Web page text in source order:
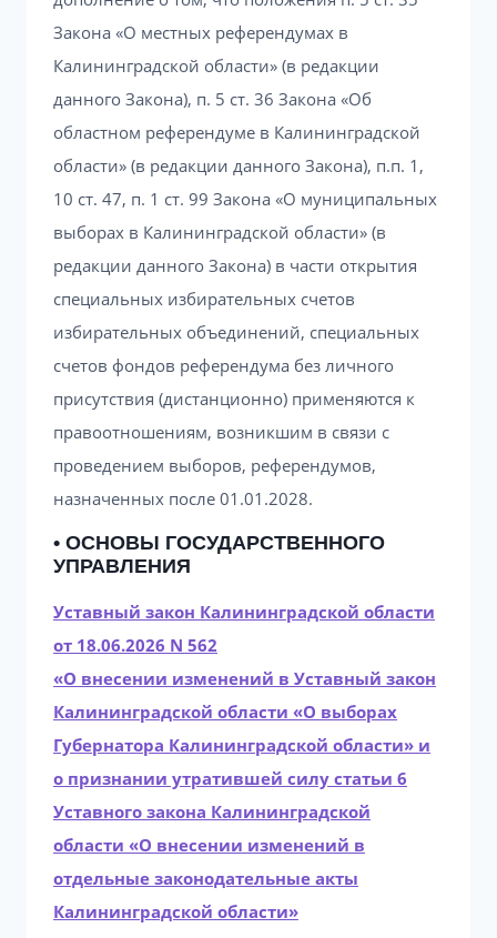
Закона «О местных референдумах в
Калининградской области» (в редакции
данного Закона), п. 5 ст. 36 Закона «Об
областном референдуме в Калининградской
области» (в редакции данного Закона), п.п. 1,
10 ст. 47, п. 1 ст. 99 Закона «О муниципальных
выборах в Калининградской области» (в
редакции данного Закона) в части открытия
специальных избирательных счетов
избирательных объединений, специальных
счетов фондов референдума без личного
присутствия (дистанционно) применяются к
правоотношениям, возникшим в связи с
проведением выборов, референдумов,
назначенных после 01.01.2028.
• ОСНОВЫ ГОСУДАРСТВЕННОГО
УПРАВЛЕНИЯ
Уставный закон Калининградской области
от 18.06.2026 N 562
«О внесении изменений в Уставный закон
Калининградской области «О выборах
Губернатора Калининградской области» и
о признании утратившей силу статьи 6
Уставного закона Калининградской
области «О внесении изменений в
отдельные законодательные акты
Калининградской области»